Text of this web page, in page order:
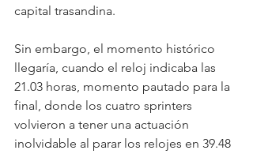
capital trasandina.
Sin embargo, el momento histórico
llegaría, cuando el reloj indicaba las
21.03 horas, momento pautado para la
final, donde los cuatro sprinters
volvieron a tener una actuación
inolvidable al parar los relojes en 39.48